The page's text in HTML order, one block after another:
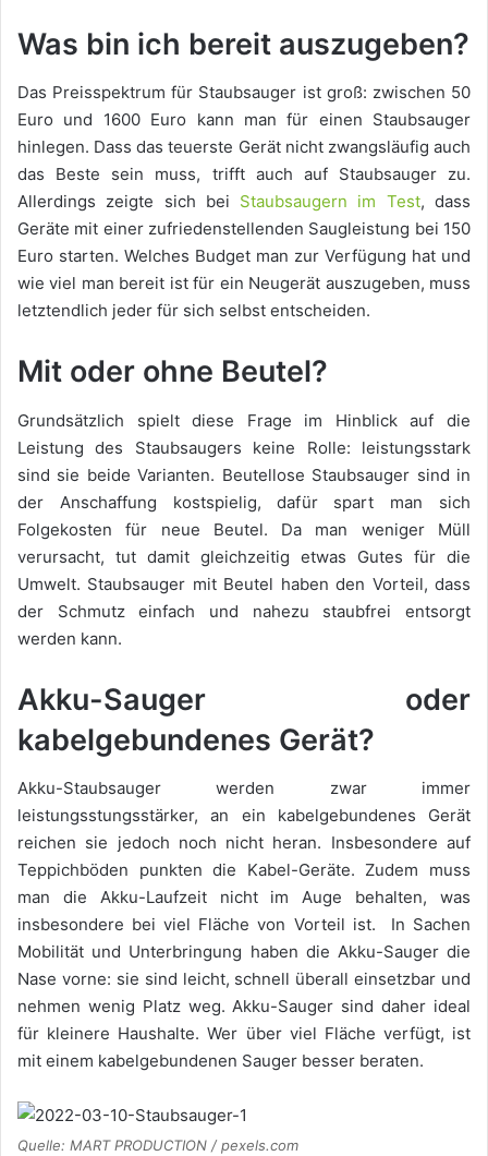
Was bin ich bereit auszugeben?
Das Preisspektrum für Staubsauger ist groß: zwischen 50
Euro und 1600 Euro kann man für einen Staubsauger
hinlegen. Dass das teuerste Gerät nicht zwangsläufig auch
das Beste sein muss, trifft auch auf Staubsauger zu.
Allerdings zeigte sich bei Staubsaugern im Test, dass
Geräte mit einer zufriedenstellenden Saugleistung bei 150
Euro starten. Welches Budget man zur Verfügung hat und
wie viel man bereit ist für ein Neugerät auszugeben, muss
letztendlich jeder für sich selbst entscheiden.
Mit oder ohne Beutel?
Grundsätzlich spielt diese Frage im Hinblick auf die
Leistung des Staubsaugers keine Rolle: leistungsstark
sind sie beide Varianten. Beutellose Staubsauger sind in
der Anschaffung kostspielig, dafür spart man sich
Folgekosten für neue Beutel. Da man weniger Müll
verursacht, tut damit gleichzeitig etwas Gutes für die
Umwelt. Staubsauger mit Beutel haben den Vorteil, dass
der Schmutz einfach und nahezu staubfrei entsorgt
werden kann.
Akku-Sauger oder
kabelgebundenes Gerät?
Akku-Staubsauger werden zwar immer
leistungsstungsstärker, an ein kabelgebundenes Gerät
reichen sie jedoch noch nicht heran. Insbesondere auf
Teppichböden punkten die Kabel-Geräte. Zudem muss
man die Akku-Laufzeit nicht im Auge behalten, was
insbesondere bei viel Fläche von Vorteil ist. In Sachen
Mobilität und Unterbringung haben die Akku-Sauger die
Nase vorne: sie sind leicht, schnell überall einsetzbar und
nehmen wenig Platz weg. Akku-Sauger sind daher ideal
für kleinere Haushalte. Wer über viel Fläche verfügt, ist
mit einem kabelgebundenen Sauger besser beraten.
Quelle: MART PRODUCTION / pexels.com